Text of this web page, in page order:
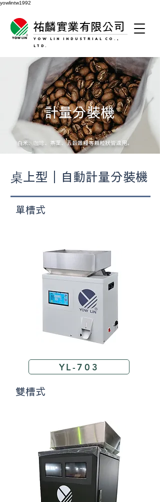
yowlintw1992
祐麟實業有限公司
YOW LIN INDUSTRIAL CO.,
LTD.
計量分裝機
白米、咖啡、茶葉、五穀雜糧等顆粒狀皆適用。
桌上型｜自動計量分裝機
​ 單槽式
YL-703
​ 雙槽式